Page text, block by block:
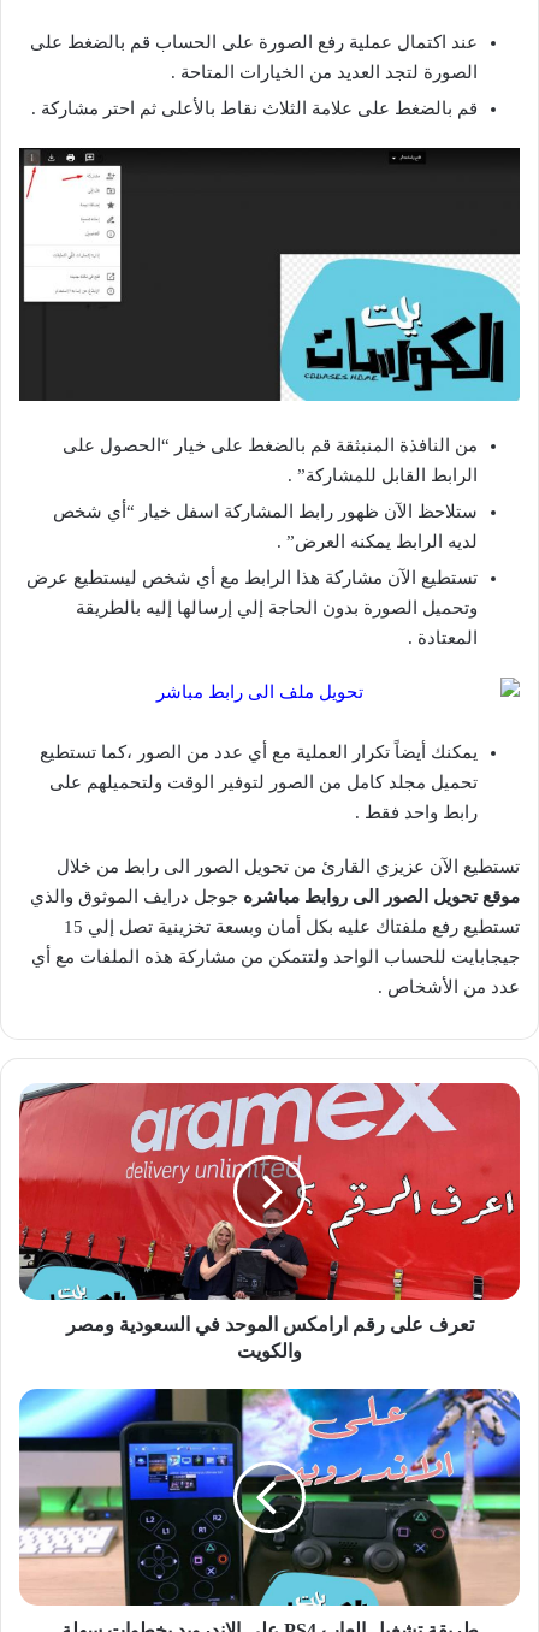
عند اكتمال عملية رفع الصورة على الحساب قم بالضغط على
الصورة لتجد العديد من الخيارات المتاحة .
قم بالضغط على علامة الثلاث نقاط بالأعلى ثم احتر مشاركة .
من النافذة المنبثقة قم بالضغط على خيار “الحصول على
الرابط القابل للمشاركة” .
ستلاحظ الآن ظهور رابط المشاركة اسفل خيار “أي شخص
لديه الرابط يمكنه العرض” .
تستطيع الآن مشاركة هذا الرابط مع أي شخص ليستطيع عرض
وتحميل الصورة بدون الحاجة إلي إرسالها إليه بالطريقة
المعتادة .
يمكنك أيضاً تكرار العملية مع أي عدد من الصور ،كما تستطيع
تحميل مجلد كامل من الصور لتوفير الوقت ولتحميلهم على
رابط واحد فقط .
تستطيع الآن عزيزي القارئ من تحويل الصور الى رابط من خلال
موقع تحويل الصور الى روابط مباشره جوجل درايف الموثوق والذي
تستطيع رفع ملفتاك عليه بكل أمان وبسعة تخزينية تصل إلي 15
جيجابايت للحساب الواحد ولتتمكن من مشاركة هذه الملفات مع أي
عدد من الأشخاص .
تعرف
ارامكس
الموحد
في
ومصر
والكويت
تعرف على رقم ارامكس الموحد في السعودية ومصر
والكويت
طريقة
تشغيل
العاب
PS4
على
الاندرويد